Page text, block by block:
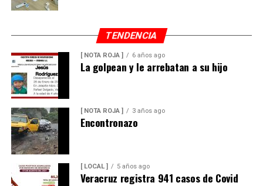
TENDENCIA
[ NOTA ROJA ] 6 años ago
La golpean y le arrebatan a su hijo
[ NOTA ROJA ] 3 años ago
Encontronazo
[ LOCAL ] 5 años ago
Veracruz registra 941 casos de Covid